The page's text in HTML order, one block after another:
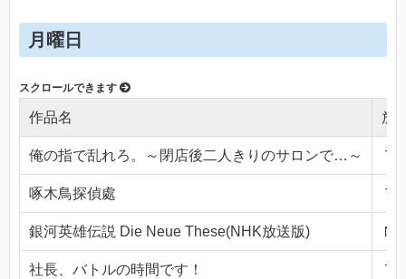
月曜日
作品名 放
俺の指で乱れろ。～閉店後二人きりのサロンで…～ Ｔ
啄木鳥探偵處 Ｔ
銀河英雄伝説 Die Neue These(NHK放送版) Ｎ
社長、バトルの時間です！ Ｔ